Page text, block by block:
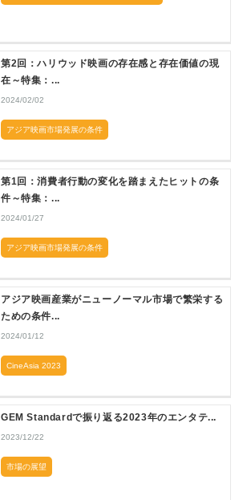
第2回：ハリウッド映画の存在感と存在価値の現
在～特集：...
2024/02/02
アジア映画市場発展の条件
第1回：消費者行動の変化を踏まえたヒットの条
件～特集：...
2024/01/27
アジア映画市場発展の条件
アジア映画産業がニューノーマル市場で繁栄する
ための条件...
2024/01/12
CineAsia 2023
GEM Standardで振り返る2023年のエンタテ...
2023/12/22
市場の展望